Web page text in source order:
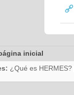
inicial
¿Qué es HERMES?